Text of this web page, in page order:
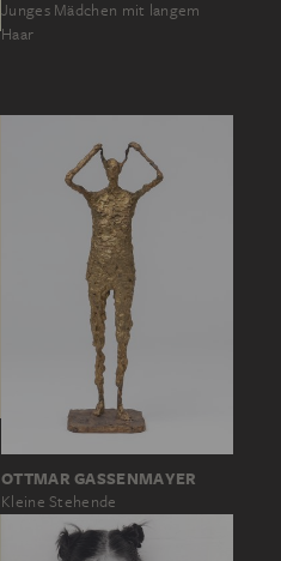
Junges Mädchen mit langem
Haar
OTTMAR GASSENMAYER
Kleine Stehende